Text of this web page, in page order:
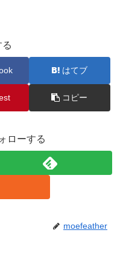
る
はてブ
コピー
ローする
moefeather